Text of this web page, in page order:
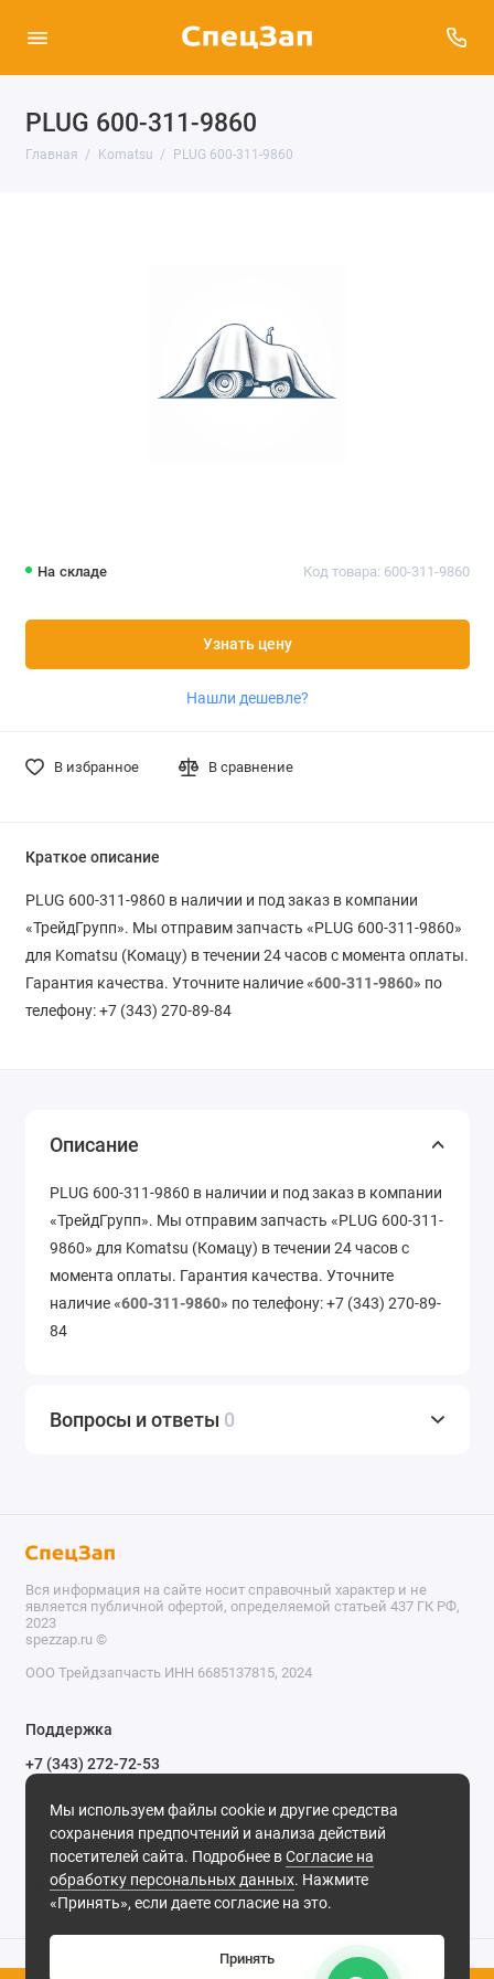
PLUG 600-311-9860
Главная Komatsu PLUG 600-311-9860
На складе Код товара: 600-311-9860
Узнать цену
Нашли дешевле?
В избранное В сравнение
Краткое описание
PLUG 600-311-9860 в наличии и под заказ в компании
«ТрейдГрупп». Мы отправим запчасть «PLUG 600-311-9860»
для Komatsu (Комацу) в течении 24 часов с момента оплаты.
Гарантия качества. Уточните наличие «600-311-9860» по
телефону: +7 (343) 270-89-84
Описание
PLUG 600-311-9860 в наличии и под заказ в компании
«ТрейдГрупп». Мы отправим запчасть «PLUG 600-311-
9860» для Komatsu (Комацу) в течении 24 часов с
момента оплаты. Гарантия качества. Уточните
наличие «600-311-9860» по телефону: +7 (343) 270-89-
84
Вопросы и ответы 0
Мы используем файлы cookie и другие средства
сохранения предпочтений и анализа действий
посетителей сайта. Подробнее вСогласие на
обработку персональных данных. Нажмите
«Принять», если даете согласие на это.
Принять
Вся информация на сайте носит справочный характер и не
является публичной офертой, определяемой статьей 437 ГК РФ,
2023
spezzap.ru ©️
ООО Трейдзапчасть ИНН 6685137815, 2024
Поддержка
+7 (343) 272-72-53
Обратный звонок
620030, г. Екатеринбург, ул. Карьерная, д. 14, оф. 14.
Мы в сети